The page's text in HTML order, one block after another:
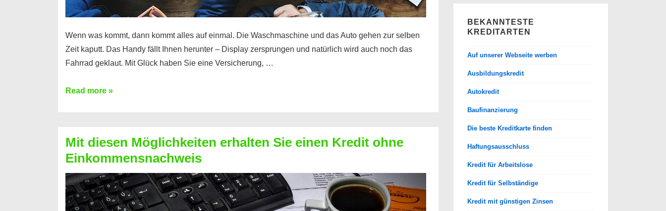
Wenn was kommt, dann kommt alles auf einmal. Die Waschmaschine und das Auto gehen zur selben
Zeit kaputt. Das Handy fällt Ihnen herunter – Display zersprungen und natürlich wird auch noch das
Fahrrad geklaut. Mit Glück haben Sie eine Versicherung, …
Ferratum
für
schnelle
Durchstarter
Read more »
Mit diesen Möglichkeiten erhalten Sie einen Kredit ohne
Einkommensnachweis
BEKANNTESTE
KREDITARTEN
Auf unserer Webseite werben
Ausbildungskredit
Autokredit
Baufinanzierung
Die beste Kreditkarte finden
Haftungsausschluss
Kredit für Arbeitslose
Kredit für Selbständige
Kredit mit günstigen Zinsen